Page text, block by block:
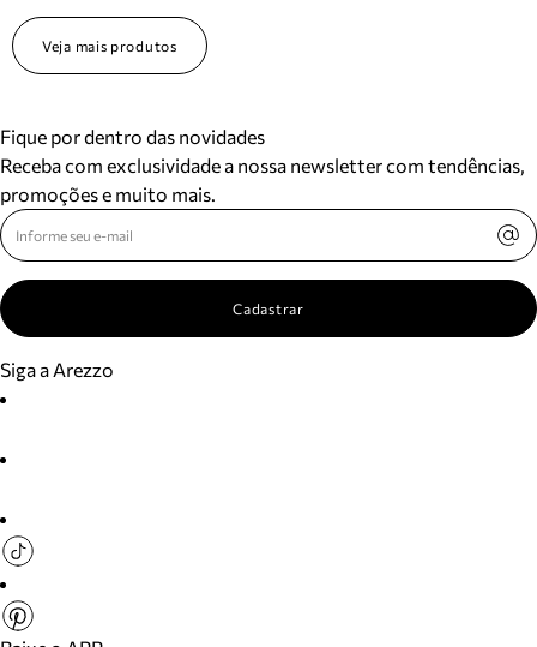
Veja mais produtos
Fique por dentro das novidades
Receba com exclusividade a nossa newsletter com tendências,
promoções e muito mais.
Cadastrar
Siga a Arezzo